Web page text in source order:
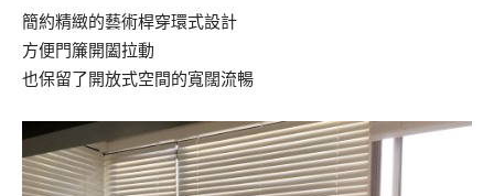
簡約精緻的藝術桿穿環式設計
方便門簾開闔拉動
也保留了開放式空間的寬闊流暢